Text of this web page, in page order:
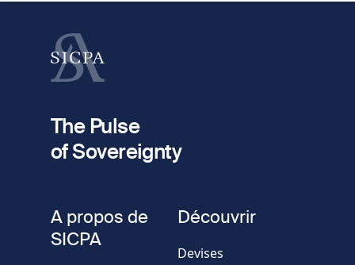
Nom
fieldset
téléphone
Société/Organisation
The Pulse
of Sovereignty
A propos de
SICPA
Découvrir
Devises